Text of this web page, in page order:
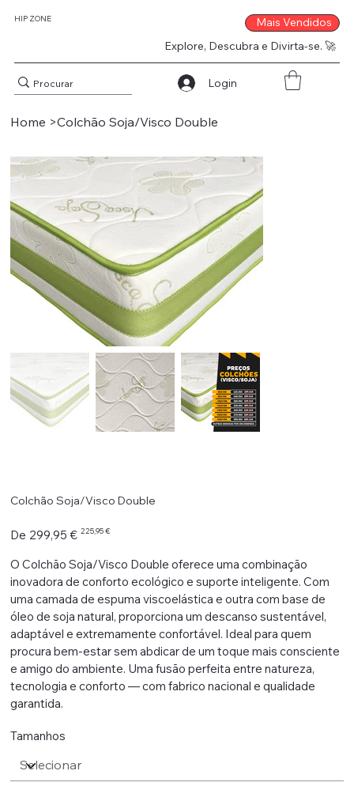
HIP ZONE
Explore, Descubra e Divirta-se. 🚀
Mais Vendidos
Login
Home >Colchão Soja/Visco Double
Colchão Soja/Visco Double
De
Preço
original
299,95 € Preço
225,95 €
O Colchão Soja/Visco Double oferece uma combinação
inovadora de conforto ecológico e suporte inteligente. Com
uma camada de espuma viscoelástica e outra com base de
óleo de soja natural, proporciona um descanso sustentável,
adaptável e extremamente confortável. Ideal para quem
procura bem-estar sem abdicar de um toque mais consciente
e amigo do ambiente. Uma fusão perfeita entre natureza,
tecnologia e conforto — com fabrico nacional e qualidade
garantida.
Tamanhos